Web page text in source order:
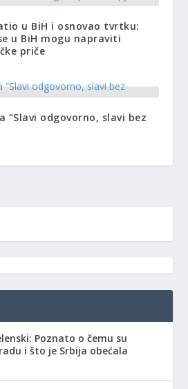
u BiH i osnovao tvrtku:
u BiH mogu napraviti
priče
“Slavi odgovorno, slavi bez
Poznato o čemu su
i što je Srbija obećala